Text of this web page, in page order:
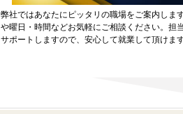
弊社ではあなたにピッタリの職場をご案内しま
や曜日・時間などお気軽にご相談ください。担
サポートしますので、安心して就業して頂けます